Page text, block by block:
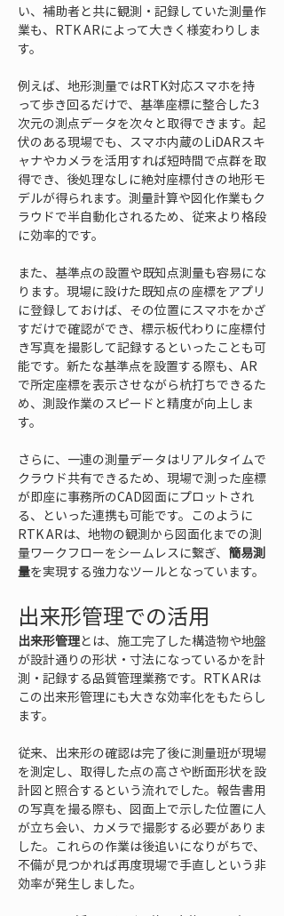
い、補助者と共に観測・記録していた測量作
業も、RTK ARによって大きく様変わりしま
す。
例えば、地形測量ではRTK対応スマホを持
って歩き回るだけで、基準座標に整合した3
次元の測点データを次々と取得できます。起
伏のある現場でも、スマホ内蔵のLiDARスキ
ャナやカメラを活用すれば短時間で点群を取
得でき、後処理なしに絶対座標付きの地形モ
デルが得られます。測量計算や図化作業もク
ラウドで半自動化されるため、従来より格段
に効率的です。
また、基準点の設置や既知点測量も容易にな
ります。現場に設けた既知点の座標をアプリ
に登録しておけば、その位置にスマホをかざ
すだけで確認ができ、標示板代わりに座標付
き写真を撮影して記録するといったことも可
能です。新たな基準点を設置する際も、AR
で所定座標を表示させながら杭打ちできるた
め、測設作業のスピードと精度が向上しま
す。
さらに、一連の測量データはリアルタイムで
クラウド共有できるため、現場で測った座標
が即座に事務所のCAD図面にプロットされ
る、といった連携も可能です。このように
RTK ARは、地物の観測から図面化までの測
量ワークフローをシームレスに繋ぎ、 簡易測
量を実現する強力なツールとなっています。
出来形管理での活用
出来形管理とは、施工完了した構造物や地盤
が設計通りの形状・寸法になっているかを計
測・記録する品質管理業務です。RTK ARは
この出来形管理にも大きな効率化をもたらし
ます。
従来、出来形の確認は完了後に測量班が現場
を測定し、取得した点の高さや断面形状を設
計図と照合するという流れでした。報告書用
の写真を撮る際も、図面上で示した位置に人
が立ち会い、カメラで撮影する必要がありま
した。これらの作業は後追いになりがちで、
不備が見つかれば再度現場で手直しという非
効率が発生しました。